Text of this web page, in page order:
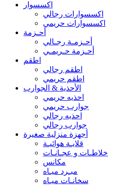
اكسسوار
اكسسوارات رجالي
اكسسوارات حريمي
أحـزمة
أحـزمـة رجـالي
أحـزمة حـريمـي
اطقم
اطقم رجالي
اطقم حريمي
الأحذية & الجوارب
احذيه حريمي
جوارب حريمي
احذيه رجالي
جوارب رجالي
أجهزة منزلية صغيرة
قلايـة هوائيـة
خلاطـات و عجـانـات
مكانس
مبـرد ميـاه
سخانـات ميـاه